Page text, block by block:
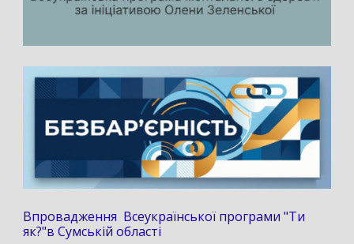
Впровадження Всеукраїнської програми "Ти
як?"в Сумській області